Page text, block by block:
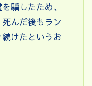
騙したため、
んだ後もラン
けたというお